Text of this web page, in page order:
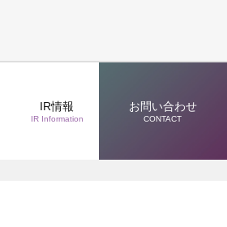
IR情報
IR Information
お問い合わせ
CONTACT